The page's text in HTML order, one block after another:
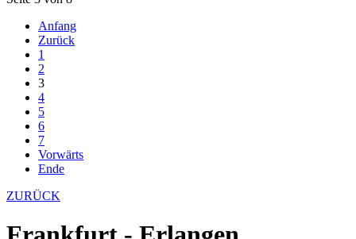
Anfang
Zurück
1
2
3
4
5
6
7
Vorwärts
Ende
ZURÜCK